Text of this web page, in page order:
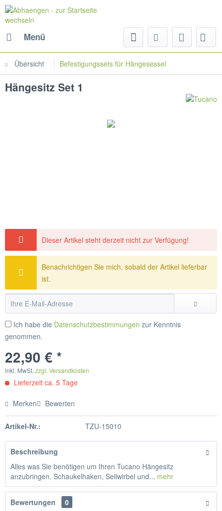
Menü
Übersicht Befestigungssets für Hängesessel
Hängesitz Set 1
Dieser Artikel steht derzeit nicht zur Verfügung!
Benachrichtigen Sie mich, sobald der Artikel lieferbar
ist.
Ich habe die Datenschutzbestimmungen zur Kenntnis
genommen.
22,90 € *
inkl. MwSt. zzgl. Versandkosten
Lieferzeit ca. 5 Tage
Merken Bewerten
Artikel-Nr.: TZU-15010
Beschreibung
Alles was Sie benötigen um Ihren Tucano Hängesitz
anzubringen. Schaukelhaken, Seilwirbel und... mehr
Bewertungen
0